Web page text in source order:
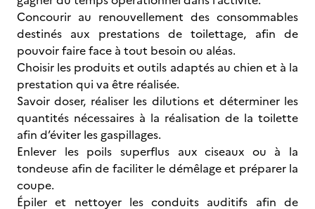
Concourir au renouvellement des consommables
destinés aux prestations de toilettage, afin de
pouvoir faire face à tout besoin ou aléas.
Choisir les produits et outils adaptés au chien et à la
prestation qui va être réalisée.
Savoir doser, réaliser les dilutions et déterminer les
quantités nécessaires à la réalisation de la toilette
afin d’éviter les gaspillages.
Enlever les poils superflus aux ciseaux ou à la
tondeuse afin de faciliter le démêlage et préparer la
coupe.
Épiler et nettoyer les conduits auditifs afin de